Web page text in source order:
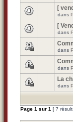
[
dans
[
dans
dans
dans
La
dans
Page 1 sur 1 [ 7